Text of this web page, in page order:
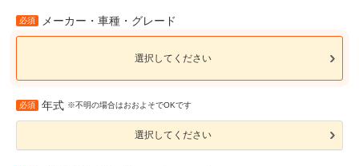
必須 メーカー・車種・グレード
選択してください
必須 年式 ※不明の場合はおおよそでOKです
選択してください